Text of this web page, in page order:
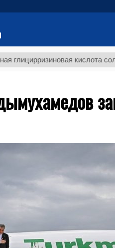
кислота